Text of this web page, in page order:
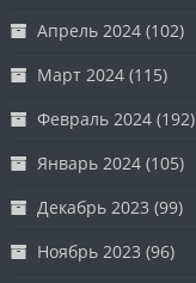
Апрель 2024 (102)
Март 2024 (115)
Февраль 2024 (192)
Январь 2024 (105)
Декабрь 2023 (99)
Ноябрь 2023 (96)